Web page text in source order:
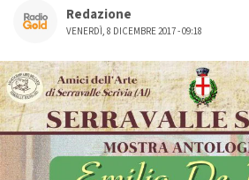
Redazione
VENERDÌ, 8 DICEMBRE 2017 - 09:18